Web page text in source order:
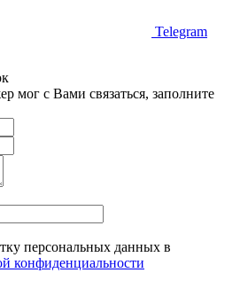
Telegram
мог с Вами связаться, заполните
персональных данных в
конфиденциальности